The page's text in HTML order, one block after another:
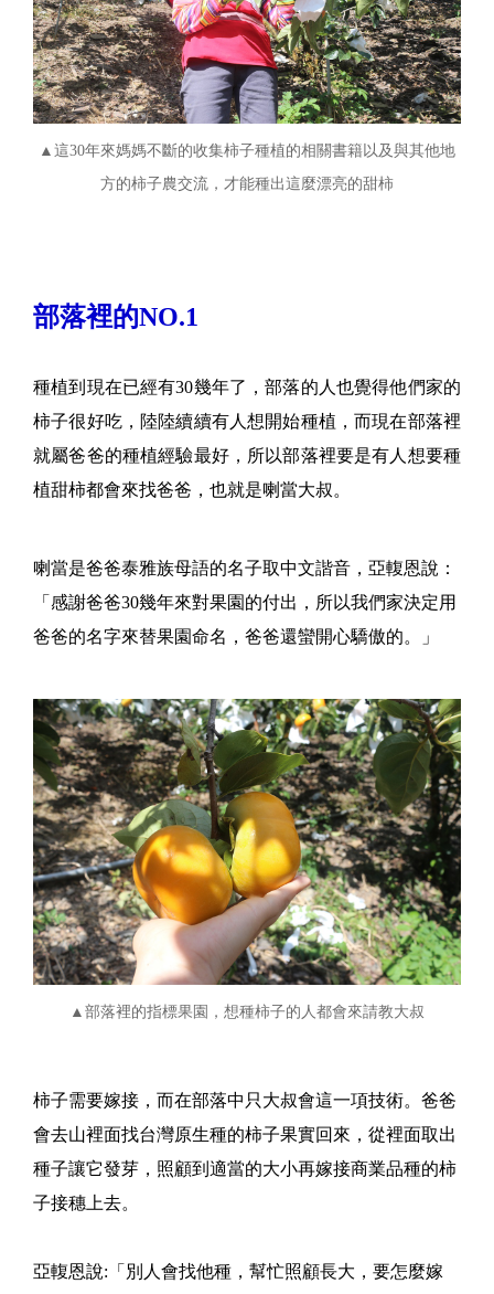
▲這30年來媽媽不斷的收集柿子種植的相關書籍以及與其他地
方的柿子農交流，才能種出這麼漂亮的甜柿
部落裡的NO.1
種植到現在已經有30幾年了，部落的人也覺得他們家的
柿子很好吃，陸陸續續有人想開始種植，而現在部落裡
就屬爸爸的種植經驗最好，所以部落裡要是有人想要種
植甜柿都會來找爸爸，也就是喇當大叔。
喇當是爸爸泰雅族母語的名子取中文諧音，亞輹恩說：
「感謝爸爸30幾年來對果園的付出，所以我們家決定用
爸爸的名字來替果園命名，爸爸還蠻開心驕傲的。」
▲部落裡的指標果園，想種柿子的人都會來請教大叔
柿子需要嫁接，而在部落中只大叔會這一項技術。爸爸
會去山裡面找台灣原生種的柿子果實回來，從裡面取出
種子讓它發芽，照顧到適當的大小再嫁接商業品種的柿
子接穗上去。
亞輹恩說:「別人會找他種，幫忙照顧長大，要怎麼嫁